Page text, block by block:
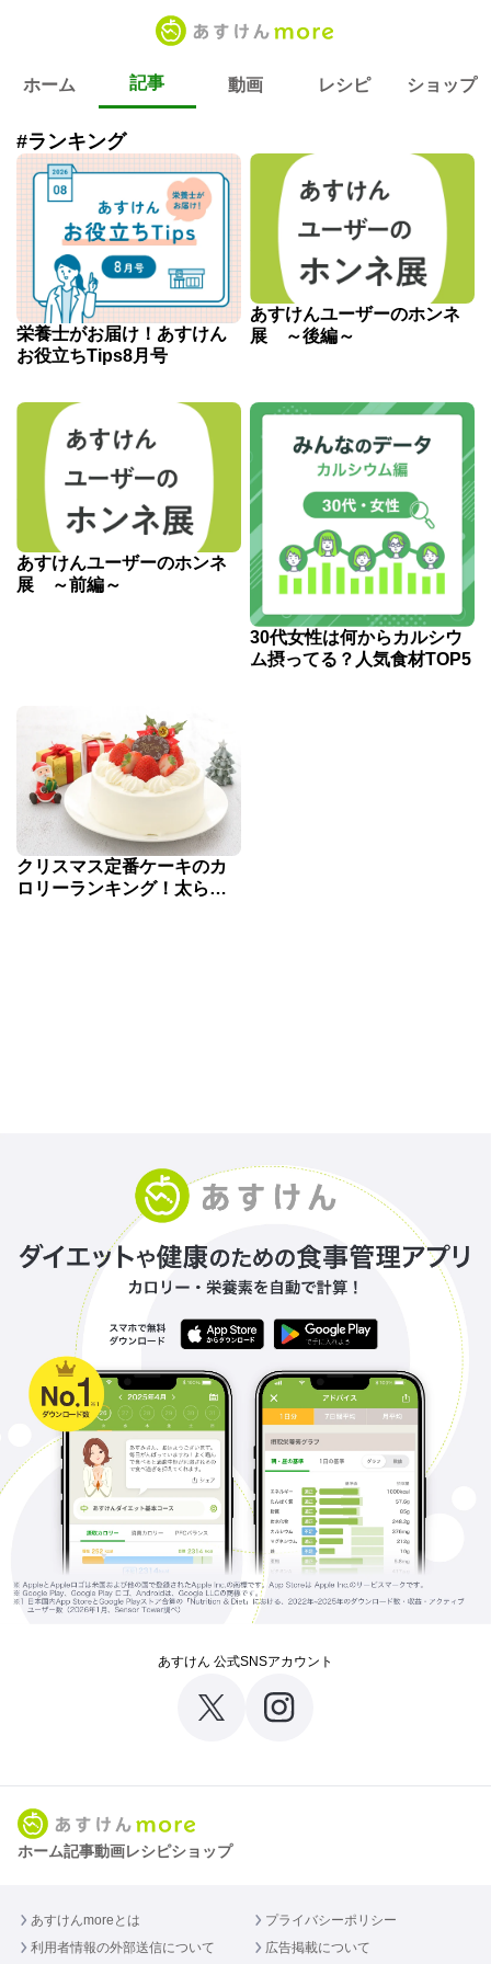
ホーム 記事 動画 レシピ ショップ
#ランキング
栄養士がお届け！あすけん
お役立ちTips8月号
あすけんユーザーのホンネ
展 ～後編～
あすけんユーザーのホンネ
展 ～前編～
30代女性は何からカルシウ
ム摂ってる？人気食材TOP5
クリスマス定番ケーキのカ
ロリーランキング！太らな
あすけん 公式SNSアカウント
ホーム記事動画レシピショップ
あすけんmoreとは
プライバシーポリシー
利用者情報の外部送信について
広告掲載について